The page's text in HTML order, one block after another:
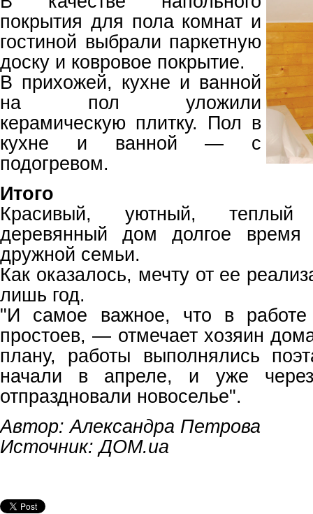
покрытия для пола комнат и
гостиной выбрали паркетную
доску и ковровое покрытие.
В прихожей, кухне и ванной
на пол уложили
керамическую плитку. Пол в
кухне и ванной — с
подогревом.
Итого
Красивый, уютный,
деревянный дом долгое
дружной семьи.
Как оказалось, мечту от ее
лишь год.
"И самое важное, что в
простоев, — отмечает хозяин
плану, работы выполнялись
начали в апреле, и уже
отпраздновали новоселье".
Автор: Александра Петрова
Источник: ДОМ.ua